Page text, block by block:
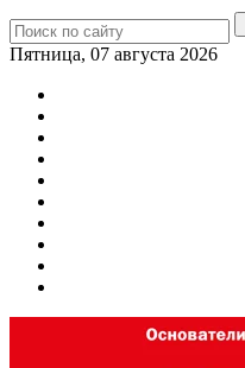
Пятница, 07 августа 2026